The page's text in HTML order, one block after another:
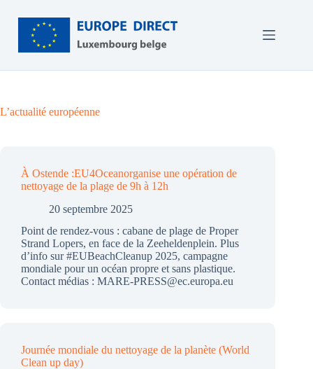
contenu
L’actualité européenne
À Ostende :EU4Oceanorganise une opération de
nettoyage de la plage de 9h à 12h
20 septembre 2025
Point de rendez-vous : cabane de plage de Proper
Strand Lopers, en face de la Zeeheldenplein. Plus
d’info sur #EUBeachCleanup 2025, campagne
mondiale pour un océan propre et sans plastique.
Contact médias : MARE-PRESS@ec.europa.eu
Journée mondiale du nettoyage de la planète (World
Clean up day)